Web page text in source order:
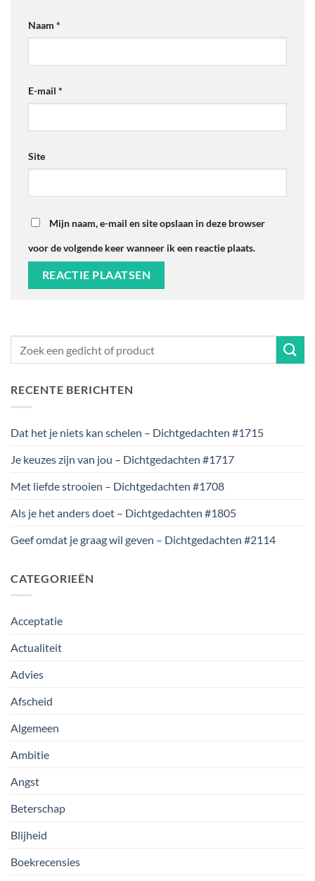
Naam *
E-mail *
Site
Mijn naam, e-mail en site opslaan in deze browser
voor de volgende keer wanneer ik een reactie plaats.
RECENTE BERICHTEN
Dat het je niets kan schelen – Dichtgedachten #1715
Je keuzes zijn van jou – Dichtgedachten #1717
Met liefde strooien – Dichtgedachten #1708
Als je het anders doet – Dichtgedachten #1805
Geef omdat je graag wil geven – Dichtgedachten #2114
CATEGORIEËN
Acceptatie
Actualiteit
Advies
Afscheid
Algemeen
Ambitie
Angst
Beterschap
Blijheid
Boekrecensies